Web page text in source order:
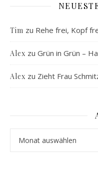
Tim zu Rehe frei, Kopf
Alex zu Grün in Grün –
Alex zu Zieht Frau